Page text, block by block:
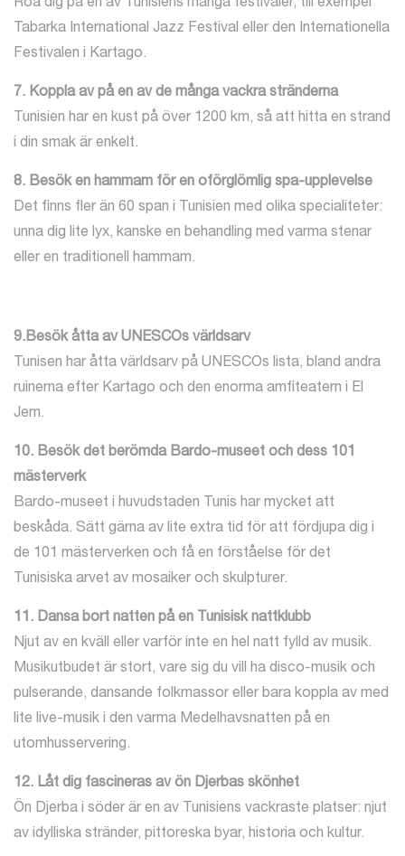
Roa dig på en av Tunisiens många festivaler, till exempel
Tabarka International Jazz Festival eller den Internationella
Festivalen i Kartago.
7. Koppla av på en av de många vackra stränderna
Tunisien har en kust på över 1200 km, så att hitta en strand
i din smak är enkelt.
8. Besök en hammam för en oförglömlig spa-upplevelse
Det finns fler än 60 span i Tunisien med olika specialiteter:
unna dig lite lyx, kanske en behandling med varma stenar
eller en traditionell hammam.
9.Besök åtta av UNESCOs världsarv
Tunisen har åtta världsarv på UNESCOs lista, bland andra
ruinerna efter Kartago och den enorma amfiteatern i El
Jem.
10. Besök det berömda Bardo-museet och dess 101
mästerverk
Bardo-museet i huvudstaden Tunis har mycket att
beskåda. Sätt gärna av lite extra tid för att fördjupa dig i
de 101 mästerverken och få en förståelse för det
Tunisiska arvet av mosaiker och skulpturer.
11. Dansa bort natten på en Tunisisk nattklubb
Njut av en kväll eller varför inte en hel natt fylld av musik.
Musikutbudet är stort, vare sig du vill ha disco-musik och
pulserande, dansande folkmassor eller bara koppla av med
lite live-musik i den varma Medelhavsnatten på en
utomhusservering.
12. Låt dig fascineras av ön Djerbas skönhet
Ön Djerba i söder är en av Tunisiens vackraste platser: njut
av idylliska stränder, pittoreska byar, historia och kultur.